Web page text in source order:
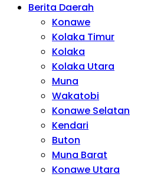
Berita Daerah
Konawe
Kolaka Timur
Kolaka
Kolaka Utara
Muna
Wakatobi
Konawe Selatan
Kendari
Buton
Muna Barat
Konawe Utara